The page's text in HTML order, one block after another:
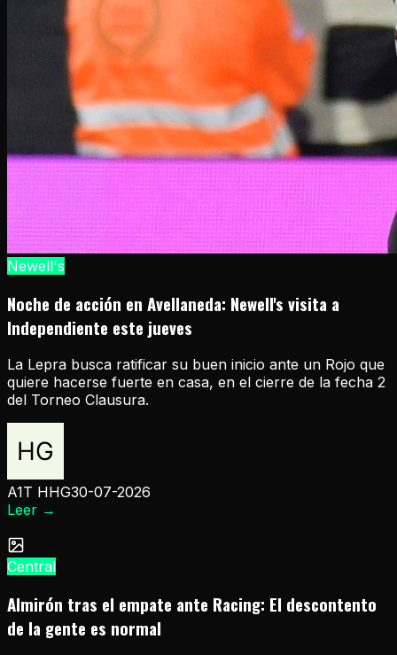
Newell's
Noche de acción en Avellaneda: Newell's visita a
Independiente este jueves
La Lepra busca ratificar su buen inicio ante un Rojo que
quiere hacerse fuerte en casa, en el cierre de la fecha 2
del Torneo Clausura.
A1T HHG30-07-2026
Leer →
Central
Almirón tras el empate ante Racing: El descontento
de la gente es normal